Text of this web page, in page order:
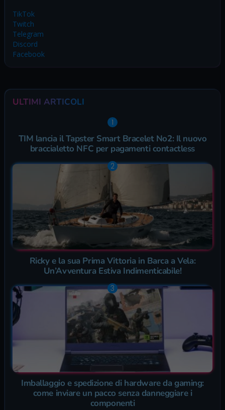
TikTok
Twitch
Telegram
Discord
Facebook
ULTIMI ARTICOLI
TIM lancia il Tapster Smart Bracelet No2: Il nuovo
braccialetto NFC per pagamenti contactless
Ricky e la sua Prima Vittoria in Barca a Vela:
Un’Avventura Estiva Indimenticabile!
Imballaggio e spedizione di hardware da gaming:
come inviare un pacco senza danneggiare i
componenti